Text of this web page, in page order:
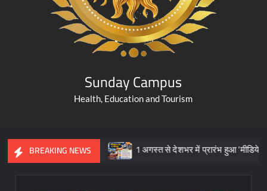
Sunday Campus
Health, Education and Tourism
BREAKING NEWS
का प्रतीक 1 अगस्त से देशभर में प्रारंभ हुआ ’मीडियेशन फॉर दि नेशन